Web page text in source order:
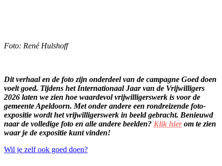
Foto: René Hulshoff
Dit verhaal en de foto zijn onderdeel van de campagne Goed doen
voelt goed. Tijdens het Internationaal Jaar van de Vrijwilligers
2026 laten we zien hoe waardevol vrijwilligerswerk is voor de
gemeente Apeldoorn. Met onder andere een rondreizende foto-
expositie wordt het vrijwilligerswerk in beeld gebracht. Benieuwd
naar de volledige foto en alle andere beelden? Klik hierom te zien
waar je de expositie kunt vinden!
Wil je zelf ook goed doen?